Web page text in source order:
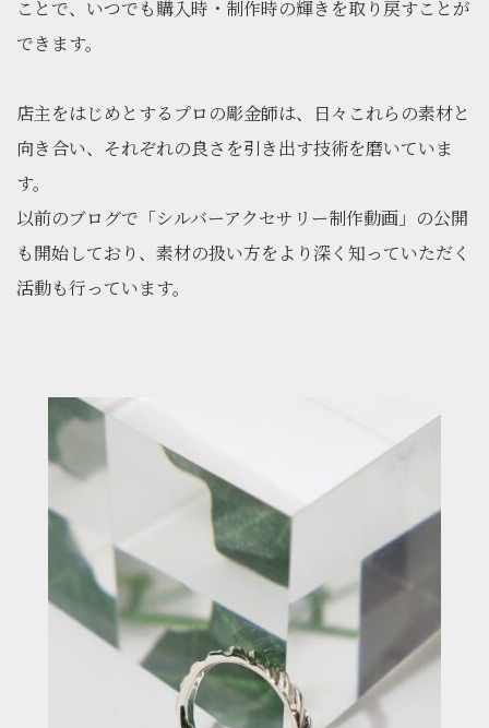
ことで、いつでも購入時・制作時の輝きを取り戻すことが
できます。
店主をはじめとするプロの彫金師は、日々これらの素材と
向き合い、それぞれの良さを引き出す技術を磨いていま
す。
以前のブログで「シルバーアクセサリー制作動画」の公開
も開始しており、素材の扱い方をより深く知っていただく
活動も行っています。